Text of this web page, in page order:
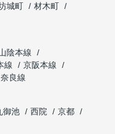
城町
材木町
陰本線
線
京阪本線
奈良線
御池 西院
京都